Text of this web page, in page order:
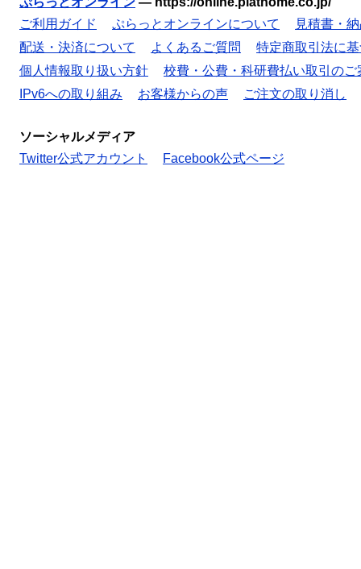
ご利用ガイド
ぷらっとオンラインについて
見積書・
配送・決済について
よくあるご質問
特定商取引法に
個人情報取り扱い方針
校費・公費・科研費払い取引のご
IPv6への取り組み
お客様からの声 ご注文の取り消し
ソーシャルメディア
Twitter公式アカウント
Facebook公式ページ